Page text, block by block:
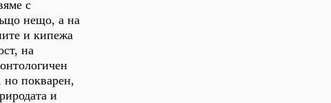
с
нещо, а на
и кипежа
на
но покварен,
и